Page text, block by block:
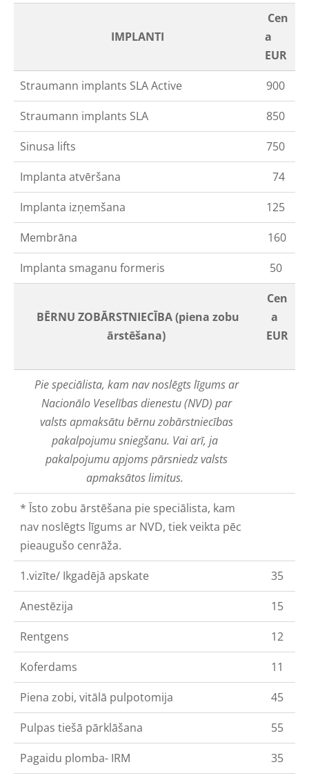
IMPLANTI
Cen
a
EUR
Straumann implants SLA Active
900
Straumann implants SLA
850
Sinusa lifts
750
Implanta atvēršana
74
Implanta izņemšana
125
Membrāna
160
Implanta smaganu formeris
50
BĒRNU ZOBĀRSTNIECĪBA (piena zobu
ārstēšana)
Cen
a
EUR
Pie speciālista, kam nav noslēgts līgums ar
Nacionālo Veselības dienestu (NVD) par
valsts apmaksātu bērnu zobārstniecības
pakalpojumu sniegšanu. Vai arī, ja
pakalpojumu apjoms pārsniedz valsts
apmaksātos limitus.
* Īsto zobu ārstēšana pie speciālista, kam
nav noslēgts līgums ar NVD, tiek veikta pēc
pieaugušo cenrāža.
1.vizīte/ Ikgadējā apskate
35
Anestēzija
15
Rentgens
12
Koferdams
11
Piena zobi, vitālā pulpotomija
45
Pulpas tiešā pārklāšana
55
Pagaidu plomba- IRM
35